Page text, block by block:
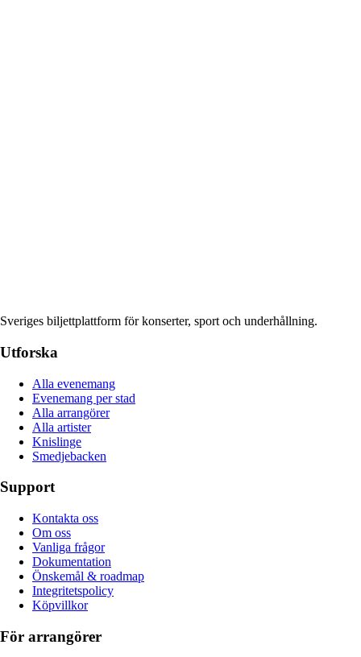
Sveriges biljettplattform för konserter, sport och underhållning.
Utforska
Alla evenemang
Evenemang per stad
Alla arrangörer
Alla artister
Knislinge
Smedjebacken
Support
Kontakta oss
Om oss
Vanliga frågor
Dokumentation
Önskemål & roadmap
Integritetspolicy
Köpvillkor
För arrangörer